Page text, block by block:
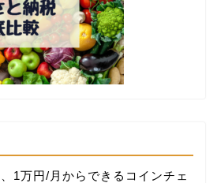
1万円/月からできる コインチェ